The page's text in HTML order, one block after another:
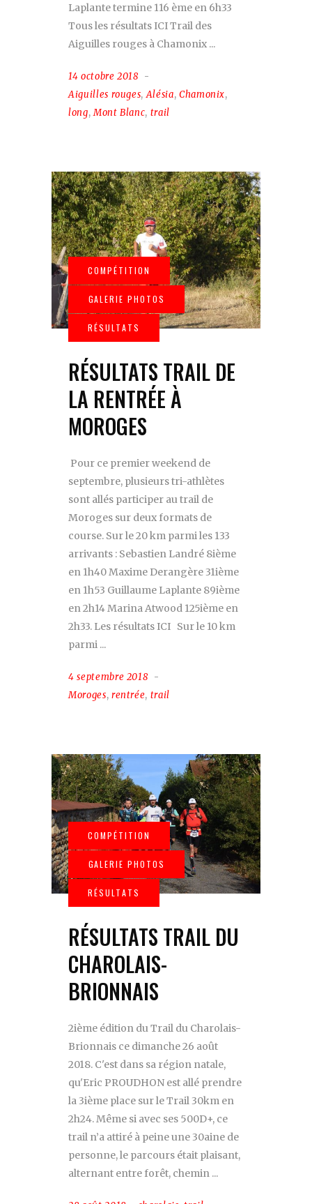
Laplante termine 116 ème en 6h33
Tous les résultats ICI Trail des
Aiguilles rouges à Chamonix
14 octobre 2018
Aiguilles rouges,Alésia, Chamonix,
long,Mont Blanc, trail
RÉSULTATS TRAIL DE
LA RENTRÉE À
MOROGES
Pour ce premier weekend de
septembre, plusieurs tri-athlètes
sont allés participer au trail de
Moroges sur deux formats de
course. Sur le 20 km parmi les 133
arrivants : Sebastien Landré 8ième
en 1h40 Maxime Derangère 31ième
en 1h53 Guillaume Laplante 89ième
en 2h14 Marina Atwood 125ième en
2h33. Les résultats ICI Sur le 10 km
parmi
4 septembre 2018
Moroges, rentrée, trail
RÉSULTATS TRAIL DU
CHAROLAIS-
BRIONNAIS
2ième édition du Trail du Charolais-
Brionnais ce dimanche 26 août
2018. C'est dans sa région natale,
qu'Eric PROUDHON est allé prendre
la 3ième place sur le Trail 30km en
2h24. Même si avec ses 500D+, ce
trail n’a attiré à peine une 30aine de
personne, le parcours était plaisant,
alternant entre forêt, chemin